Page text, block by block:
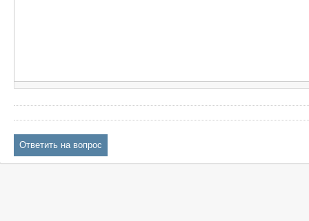
Ответить на вопрос